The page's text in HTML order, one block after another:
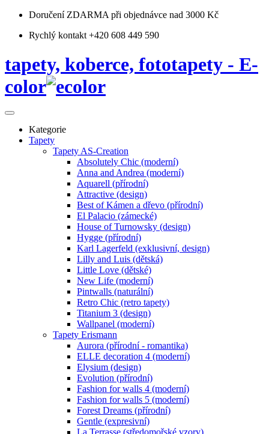
Doručení ZDARMA při objednávce nad 3000 Kč
Rychlý kontakt +420 608 449 590
tapety, koberce, fototapety - E-
color
Kategorie
Tapety
Tapety AS-Creation
Absolutely Chic (moderní)
Anna and Andrea (moderní)
Aquarell (přírodní)
Attractive (design)
Best of Kámen a dřevo (přírodní)
El Palacio (zámecké)
House of Turnowsky (design)
Hygge (přírodní)
Karl Lagerfeld (exklusivní, design)
Lilly and Luis (dětská)
Little Love (dětské)
New Life (moderní)
Pintwalls (naturální)
Retro Chic (retro tapety)
Titanium 3 (design)
Wallpanel (moderní)
Tapety Erismann
Aurora (přírodní - romantika)
ELLE decoration 4 (moderní)
Elysium (design)
Evolution (přírodní)
Fashion for walls 4 (moderní)
Fashion for walls 5 (moderní)
Forest Dreams (přírodní)
Gentle (expresivní)
La Terrasse (středomořské vzory)